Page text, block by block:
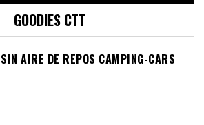
GOODIES CTT
AIRE DE REPOS CAMPING-CARS